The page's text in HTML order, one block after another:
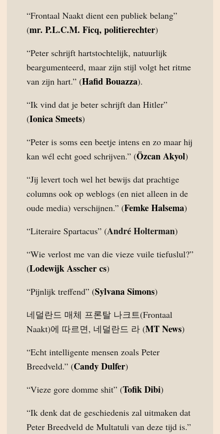
“Frontaal Naakt dient een publiek belang”
(mr. P.L.C.M. Ficq, politierechter)
“Peter schrijft hartstochtelijk, natuurlijk
beargumenteerd, maar zijn stijl volgt het ritme
van zijn hart.” (Hafid Bouazza).
“Ik vind dat je beter schrijft dan Hitler”
(Ionica Smeets)
“Peter is soms een beetje intens en zo maar hij
kan wél echt goed schrijven.” (Özcan Akyol)
“Jij levert toch wel het bewijs dat prachtige
columns ook op weblogs (en niet alleen in de
oude media) verschijnen.” (Femke Halsema)
“Literaire Spartacus” (André Holterman)
“Wie verlost me van die vieze vuile tiefuslul?”
(Lodewijk Asscher cs)
“Pijnlijk treffend” (Sylvana Simons)
네덜란드 매체 프론탈 나크트(Frontaal
Naakt)에 따르면, 네덜란드 라 (MT News)
“Echt intelligente mensen zoals Peter
Breedveld.” (Candy Dulfer)
“Vieze gore domme shit” (Tofik Dibi)
“Ik denk dat de geschiedenis zal uitmaken dat
Peter Breedveld de Multatuli van deze tijd is.”